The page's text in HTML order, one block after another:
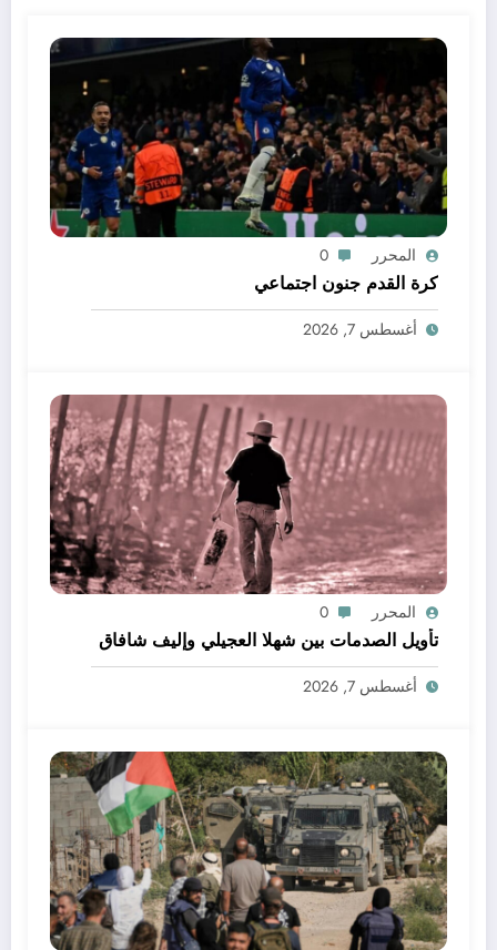
المحرر 0
كرة القدم جنون اجتماعي
أغسطس 7, 2026
المحرر 0
تأويل الصدمات بين شهلا العجيلي وإليف شافاق
أغسطس 7, 2026